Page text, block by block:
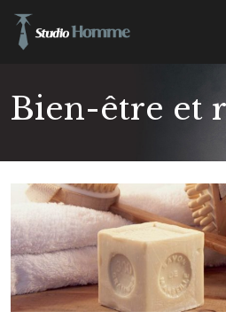
Bien-être et